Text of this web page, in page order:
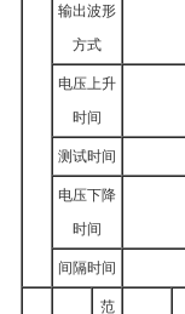
输出波形
方式
电压上升
时间
测试时间
电压下降
时间
间隔时间
范